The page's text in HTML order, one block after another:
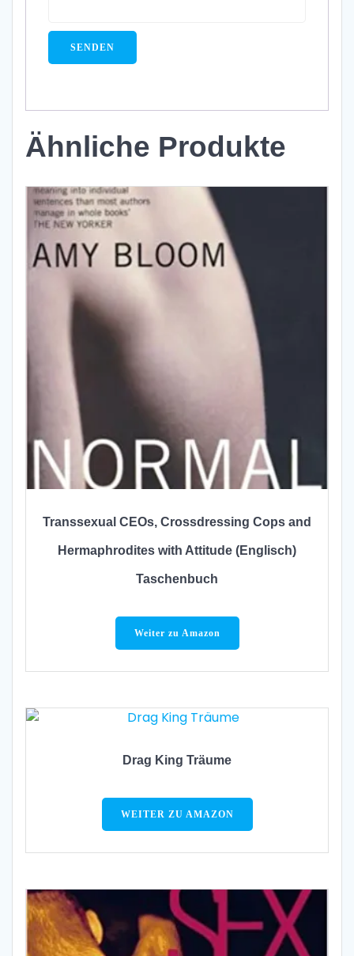
Ähnliche Produkte
Transsexual CEOs, Crossdressing Cops and
Hermaphrodites with Attitude (Englisch)
Taschenbuch
Weiter zu Amazon
Drag King Träume
WEITER ZU AMAZON